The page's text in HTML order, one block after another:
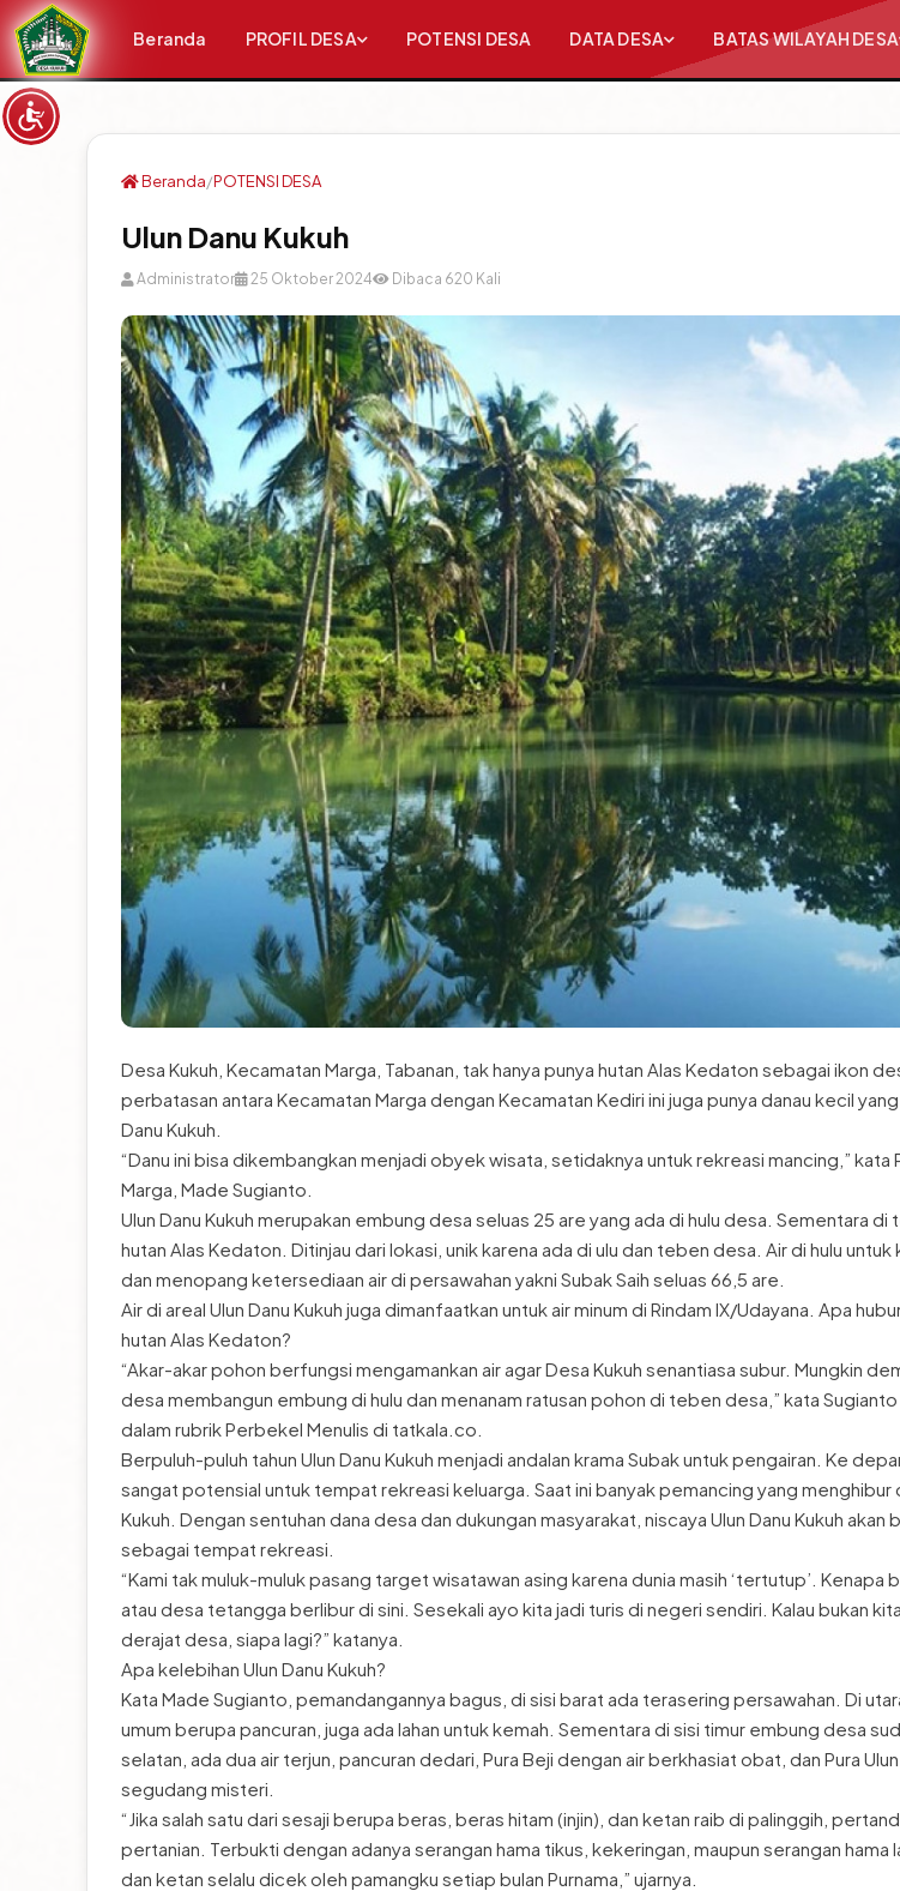
Beranda PROFIL DESA POTENSI DESA DATA DESA BATAS WILAYAH DESA
Menu Login
Login Layanan Mandiri
Login Kehadiran
Beranda/POTENSI DESA
Ulun Danu Kukuh
Administrator 25 Oktober 2024 Dibaca 620 Kali
Desa Kukuh, Kecamatan Marga, Tabanan, tak hanya punya hutan Alas Kedaton sebagai ikon
perbatasan antara Kecamatan Marga dengan Kecamatan Kediri ini juga punya danau kecil
Danu Kukuh.
“Danu ini bisa dikembangkan menjadi obyek wisata, setidaknya untuk rekreasi mancing,” kata
Marga, Made Sugianto.
Ulun Danu Kukuh merupakan embung desa seluas 25 are yang ada di hulu desa. Sementara di
hutan Alas Kedaton. Ditinjau dari lokasi, unik karena ada di ulu dan teben desa. Air di hulu
dan menopang ketersediaan air di persawahan yakni Subak Saih seluas 66,5 are.
Air di areal Ulun Danu Kukuh juga dimanfaatkan untuk air minum di Rindam IX/Udayana. Apa
hutan Alas Kedaton?
“Akar-akar pohon berfungsi mengamankan air agar Desa Kukuh senantiasa subur. Mungkin
desa membangun embung di hulu dan menanam ratusan pohon di teben desa,” kata
dalam rubrik Perbekel Menulis di tatkala.co.
Berpuluh-puluh tahun Ulun Danu Kukuh menjadi andalan krama Subak untuk pengairan. Ke
sangat potensial untuk tempat rekreasi keluarga. Saat ini banyak pemancing yang menghibur
Kukuh. Dengan sentuhan dana desa dan dukungan masyarakat, niscaya Ulun Danu Kukuh akan
sebagai tempat rekreasi.
“Kami tak muluk-muluk pasang target wisatawan asing karena dunia masih ‘tertutup’. Kenapa
atau desa tetangga berlibur di sini. Sesekali ayo kita jadi turis di negeri sendiri. Kalau bukan
derajat desa, siapa lagi?” katanya.
Apa kelebihan Ulun Danu Kukuh?
Kata Made Sugianto, pemandangannya bagus, di sisi barat ada terasering persawahan. Di
umum berupa pancuran, juga ada lahan untuk kemah. Sementara di sisi timur embung desa
selatan, ada dua air terjun, pancuran dedari, Pura Beji dengan air berkhasiat obat, dan Pura
segudang misteri.
“Jika salah satu dari sesaji berupa beras, beras hitam (injin), dan ketan raib di palinggih,
pertanian. Terbukti dengan adanya serangan hama tikus, kekeringan, maupun serangan hama
dan ketan selalu dicek oleh pamangku setiap bulan Purnama,” ujarnya.